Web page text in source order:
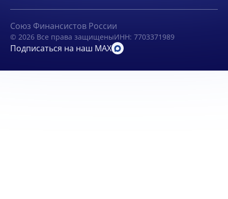
Союз Финансистов России
© 2026 Все права защищеныИНН: 7703371989
Подписаться на наш MAX